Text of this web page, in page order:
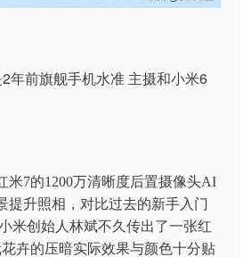
米7的1200万清晰度后置摄像头AI
提升照相，对比过去的新手入门
米创始人林斌不久传出了一张红
卉的压暗实际效果与颜色十分贴